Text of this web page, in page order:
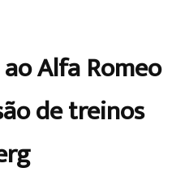
Alfa Romeo
de treinos